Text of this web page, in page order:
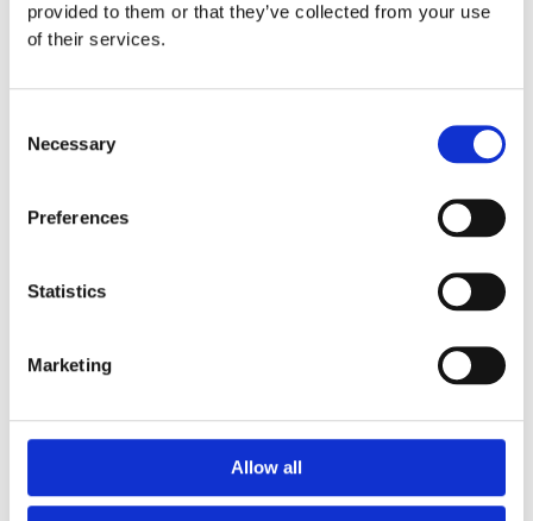
provided to them or that they’ve collected from your use
of their services.
Selection
Necessary
Preferences
Statistics
Marketing
Allow all
T001
146 000:-
64 000